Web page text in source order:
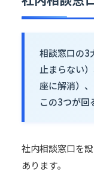
相談窓口の3
止まらない
座に解消）、
この3つが回
社内相談窓口を
あります。